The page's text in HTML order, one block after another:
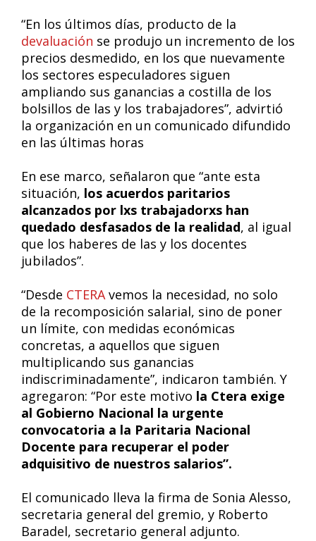
“En los últimos días, producto de la
devaluación se produjo un incremento de los
precios desmedido, en los que nuevamente
los sectores especuladores siguen
ampliando sus ganancias a costilla de los
bolsillos de las y los trabajadores”, advirtió
la organización en un comunicado difundido
en las últimas horas
En ese marco, señalaron que “ante esta
situación, los acuerdos paritarios
alcanzados por lxs trabajadorxs han
quedado desfasados de la realidad, al igual
que los haberes de las y los docentes
jubilados”.
“Desde CTERAvemos la necesidad, no solo
de la recomposición salarial, sino de poner
un límite, con medidas económicas
concretas, a aquellos que siguen
multiplicando sus ganancias
indiscriminadamente”, indicaron también. Y
agregaron: “Por este motivo la Ctera exige
al Gobierno Nacional la urgente
convocatoria a la Paritaria Nacional
Docente para recuperar el poder
adquisitivo de nuestros salarios”.
El comunicado lleva la firma de Sonia Alesso,
secretaria general del gremio, y Roberto
Baradel, secretario general adjunto.